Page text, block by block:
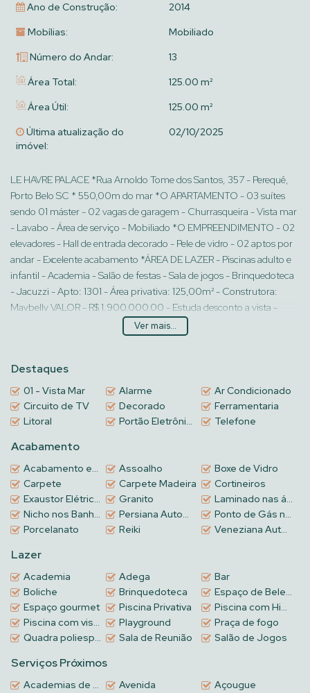
Ano de Construção:
2014
Mobílias:
Mobiliado
Número do Andar:
13
Área Total:
125.00 m²
Área Útil:
125.00 m²
Última atualização do
imóvel:
02/10/2025
LE HAVRE PALACE *Rua Arnoldo Tome dos Santos, 357 - Perequê,
Porto Belo SC * 550,00m do mar *O APARTAMENTO - 03 suítes
sendo 01 máster - 02 vagas de garagem - Churrasqueira - Vista mar
- Lavabo - Área de serviço - Mobiliado *O EMPREENDIMENTO - 02
elevadores - Hall de entrada decorado - Pele de vidro - 02 aptos por
andar - Excelente acabamento *ÁREA DE LAZER - Piscinas adulto e
infantil - Academia - Salão de festas - Sala de jogos - Brinquedoteca
- Jacuzzi - Apto: 1301 - Área privativa: 125,00m² - Construtora:
Maybelly VALOR - R$ 1.900.000,00 - Estuda desconto a vista -
Avalia permuta e veículos Obs: valor sujeito à alteração sem aviso
Ver mais...
Destaques
01 - Vista Mar Alarme
Ar Condicionado
Circuito de TV
Decorado
Ferramentaria
Litoral
Portão Eletrônico Telefone
Acabamento
Acabamento em gesso Assoalho
Boxe de Vidro
Carpete
Carpete Madeira
Cortineiros
Exaustor Elétrico na Churrasqueira
Granito
Laminado nas áreas intimas
Nicho nos Banheiros
Persiana Automatizadas
Ponto de Gás na Churrasqueira
Porcelanato
Reiki Veneziana Automatizada
Lazer
Academia Adega
Bar
Boliche
Brinquedoteca
Espaço de Beleza
Espaço gourmet
Piscina Privativa
Piscina com Hidromassagem
Piscina com vista mar
Playground
Praça de fogo
Quadra poliesportiva
Sala de Reunião Salão de Jogos
Serviços Próximos
Academias de ginástica Avenida
Açougue